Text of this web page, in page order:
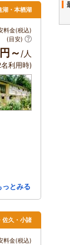
湖・本栖湖
料金(税込)
(目安)
～ /人
利用時)
っとみる
佐久・小諸
料金(税込)